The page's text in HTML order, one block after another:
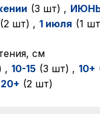
(3 шт) ,
(2 шт) , 1 июля (1
см
, 10-15 (3 шт) , 10+
20+ (2 шт)